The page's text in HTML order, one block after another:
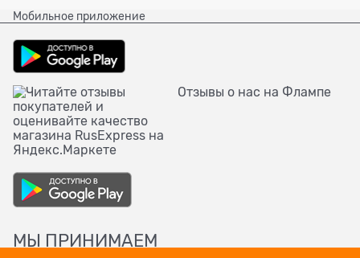
Мобильное приложение
Отзывы о нас на Флампе
МЫ ПРИНИМАЕМ